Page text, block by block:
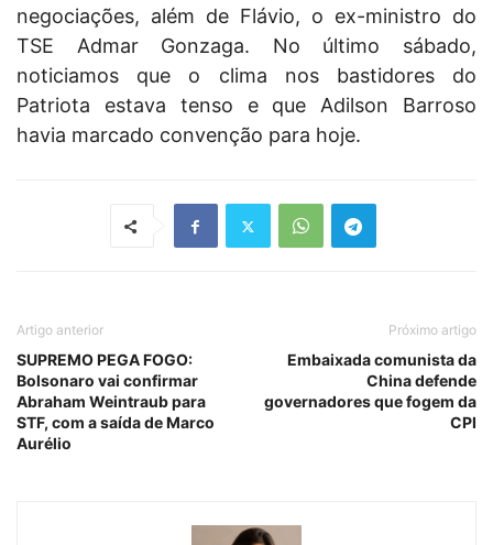
negociações, além de Flávio, o ex-ministro do
TSE Admar Gonzaga. No último sábado,
noticiamos que o clima nos bastidores do
Patriota estava tenso e que Adilson Barroso
havia marcado convenção para hoje.
Artigo anterior
SUPREMO PEGA FOGO:
Bolsonaro vai confirmar
Abraham Weintraub para
STF, com a saída de Marco
Aurélio
Próximo artigo
Embaixada comunista da
China defende
governadores que fogem da
CPI